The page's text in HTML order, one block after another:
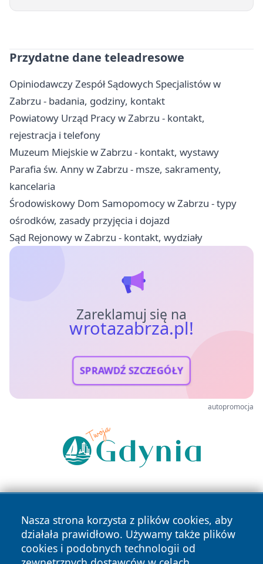
Przydatne dane teleadresowe
Opiniodawczy Zespół Sądowych Specjalistów w
Zabrzu - badania, godziny, kontakt
Powiatowy Urząd Pracy w Zabrzu - kontakt,
rejestracja i telefony
Muzeum Miejskie w Zabrzu - kontakt, wystawy
Parafia św. Anny w Zabrzu - msze, sakramenty,
kancelaria
Środowiskowy Dom Samopomocy w Zabrzu - typy
ośrodków, zasady przyjęcia i dojazd
Sąd Rejonowy w Zabrzu - kontakt, wydziały
Zareklamuj się na
wrotazabrza.pl!
SPRAWDŹ SZCZEGÓŁY
autopromocja
Nasza strona korzysta z plików cookies, aby
działała prawidłowo. Używamy także plików
cookies i podobnych technologii od